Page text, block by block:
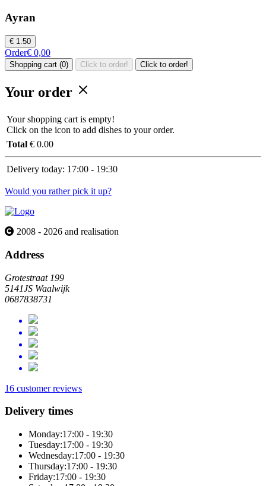
Ayran
€ 1.50
Order€ 0,00
Shopping cart (0) Click to order! Click to order!
Your order
Your shopping cart is empty!
Click on the icon to add dishes to your order.
Total € 0.00
Delivery today: 17:00 - 19:30
Would you rather pick it up?
2008 - 2026 and realisation
Address
Grotestraat 199
5141JS Waalwijk
0687838731
16 customer reviews
Delivery times
Monday:17:00 - 19:30
Tuesday:17:00 - 19:30
Wednesday:17:00 - 19:30
Thursday:17:00 - 19:30
Friday:17:00 - 19:30